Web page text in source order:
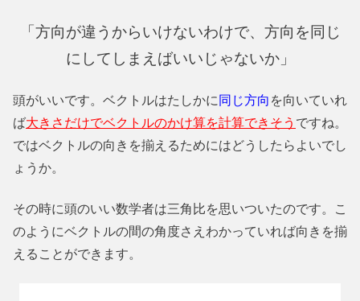
「方向が違うからいけないわけで、方向を同じ
にしてしまえばいいじゃないか」
頭がいいです。ベクトルはたしかに 同じ方向 を向いていれ
ば大きさだけでベクトルのかけ算を計算できそう ですね。
ではベクトルの向きを揃えるためにはどうしたらよいでし
ょうか。
その時に頭のいい数学者は三角比を思いついたのです。こ
のようにベクトルの間の角度さえわかっていれば向きを揃
えることができます。